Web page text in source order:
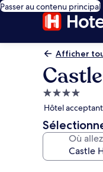
Passer au contenu principal
Afficher
Hébergement
4.0 étoiles
Hôtel
Où